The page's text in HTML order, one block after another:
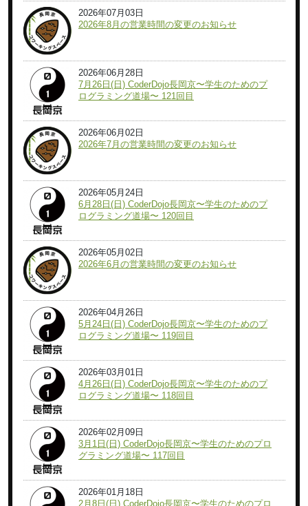
2026年07月03日
2026年8月の営業時間の変更のお知らせ
2026年06月28日
7月26日(日) CoderDojo長岡京〜学生のためのプ
ログラミング道場〜 121回目
2026年06月02日
2026年7月の営業時間の変更のお知らせ
2026年05月24日
6月28日(日) CoderDojo長岡京〜学生のためのプ
ログラミング道場〜 120回目
2026年05月02日
2026年6月の営業時間の変更のお知らせ
2026年04月26日
5月24日(日) CoderDojo長岡京〜学生のためのプ
ログラミング道場〜 119回目
2026年03月01日
4月26日(日) CoderDojo長岡京〜学生のためのプ
ログラミング道場〜 118回目
2026年02月09日
3月1日(日) CoderDojo長岡京〜学生のためのプロ
グラミング道場〜 117回目
2026年01月18日
2月8日(日) CoderDojo長岡京〜学生のためのプロ